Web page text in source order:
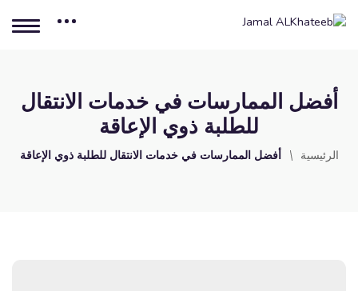
أفضل الممارسات في خدمات الانتقال
للطلبة ذوي الإعاقة
الرئيسية أفضل الممارسات في خدمات الانتقال للطلبة ذوي الإعاقة